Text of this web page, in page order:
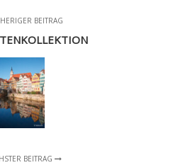
BEITRAG
BEITRAG